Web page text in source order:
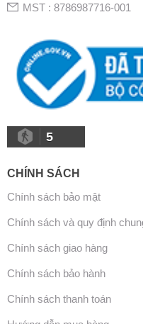
MST : 8786987716-001
5
CHÍNH SÁCH
Chính sách bảo mật
Chính sách và quy định
Chính sách giao hàng
Chính sách bảo hành
Chính sách thanh toán